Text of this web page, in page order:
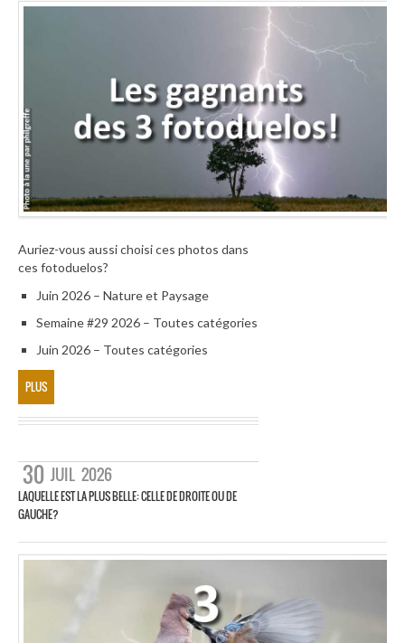
Auriez-vous aussi choisi ces photos dans
ces fotoduelos?
Juin 2026 – Nature et Paysage
Semaine #29 2026 – Toutes catégories
Juin 2026 – Toutes catégories
PLUS
30 JUIL 2026
LAQUELLE EST LA PLUS BELLE: CELLE DE DROITE OU DE
GAUCHE?